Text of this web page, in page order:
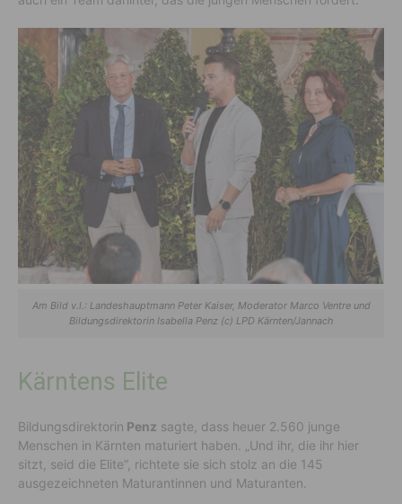
Am Bild v.l.: Landeshauptmann Peter Kaiser, Moderator Marco Ventre und
Bildungsdirektorin Isabella Penz (c) LPD Kärnten/Jannach
Kärntens Elite
Bildungsdirektorin Penz sagte, dass heuer 2.560 junge
Menschen in Kärnten maturiert haben. „Und ihr, die ihr hier
sitzt, seid die Elite“, richtete sie sich stolz an die 145
ausgezeichneten Maturantinnen und Maturanten.